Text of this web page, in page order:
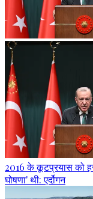
2016 के कूटप्रयास को
घोषणा' थी: एर्दोगन